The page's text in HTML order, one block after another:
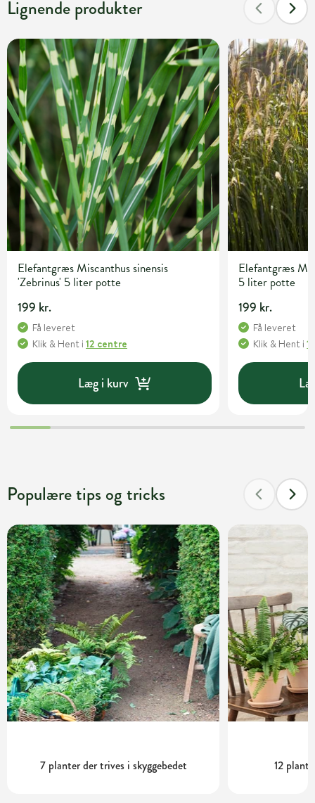
Lignende produkter
Elefantgræs Miscanthus sinensis
'Zebrinus' 5 liter potte
199 kr.
Få leveret
Klik & Hent i 12 centre
Læg i kurv
Elefantgræs
5 liter potte
199 kr.
Få leveret
Klik & Hent i
Populære tips og tricks
7 planter der trives i skyggebedet 12